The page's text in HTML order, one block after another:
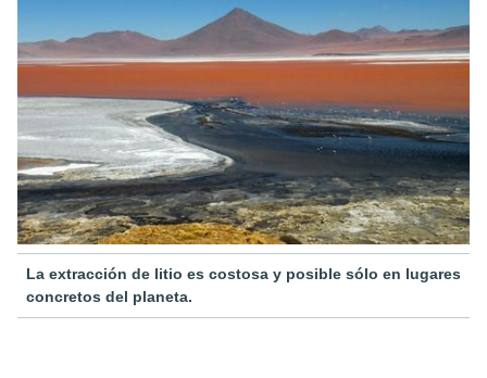
La extracción de litio es costosa y posible sólo en lugares
concretos del planeta.